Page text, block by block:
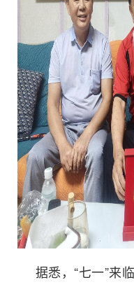
据悉，“七一”来